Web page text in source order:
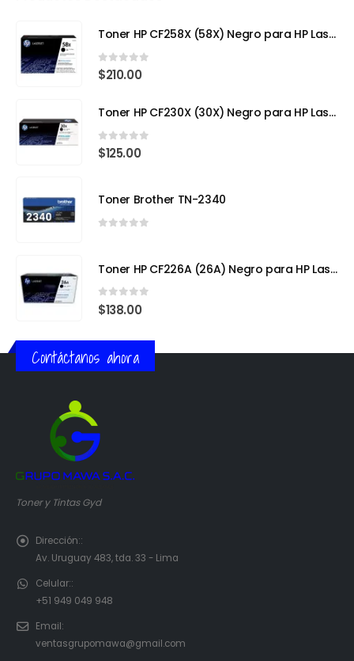
Toner HP CF258X (58X) Negro para HP LaserJet Pro
0out of 5
$210.00
Toner HP CF230X (30X) Negro para HP LaserJet Pro
0out of 5
$125.00
Toner Brother TN-2340
Toner HP CF226A (26A) Negro para HP LaserJet Pro M402
0out of 5
$138.00
Contáctanos ahora
Toner y Tintas Gyd
Dirección::
Av. Uruguay 483, tda. 33 - Lima
Celular::
+51 949 049 948
Email:
ventasgrupomawa@gmail.com